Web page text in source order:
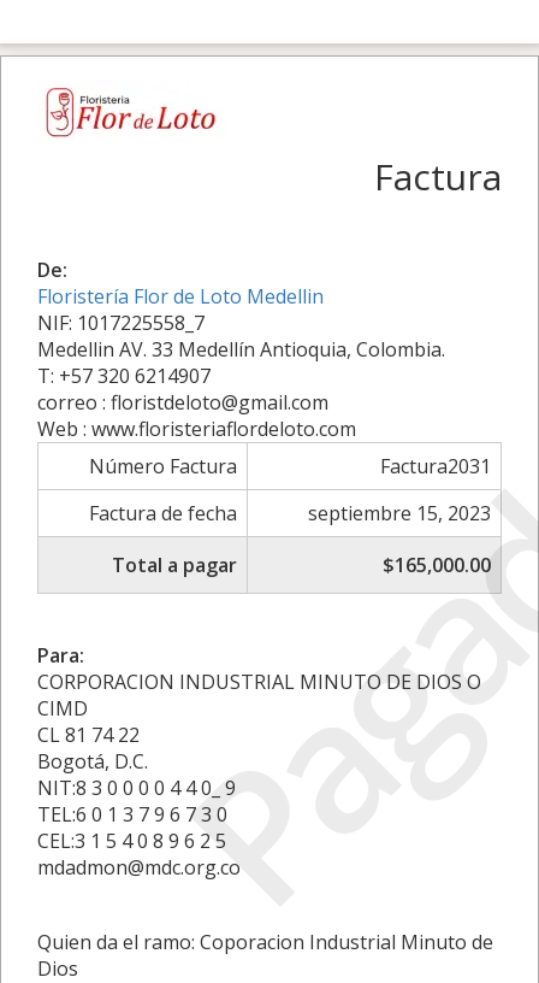
Factura
De:
Floristería Flor de Loto Medellin
NIF: 1017225558_7
Medellin AV. 33 Medellín Antioquia, Colombia.
T: +57 320 6214907
correo : floristdeloto@gmail.com
Web : www.floristeriaflordeloto.com
Número Factura
Factura2031
Factura de fecha
septiembre 15, 2023
Total a pagar
$165,000.00
Para:
CORPORACION INDUSTRIAL MINUTO DE DIOS O
CIMD
CL 81 74 22
Bogotá, D.C.
NIT:8 3 0 0 0 0 4 4 0_ 9
TEL:6 0 1 3 7 9 6 7 3 0
CEL:3 1 5 4 0 8 9 6 2 5
mdadmon@mdc.org.co
Quien da el ramo: Coporacion Industrial Minuto de
Dios